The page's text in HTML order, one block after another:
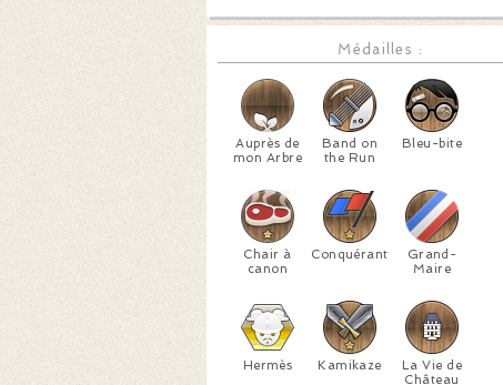
Médailles :
Auprès de
mon Arbre
Band on
the Run
Bleu-bite
Chair à
canon
Conquérant
Grand-
Maire
Hermès Kamikaze
La Vie de
Château